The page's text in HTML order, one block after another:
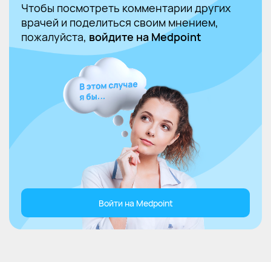
Чтобы посмотреть комментарии других
врачей и поделиться своим мнением,
пожалуйста, войдите на Medpoint
Войти на Medpoint